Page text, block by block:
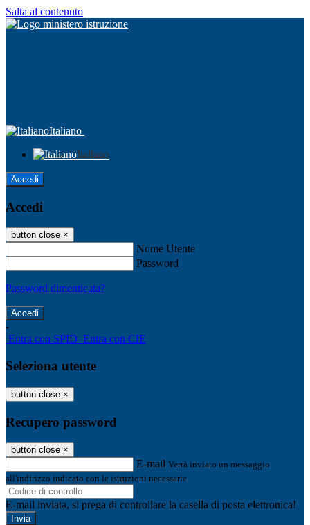
Salta al contenuto
Italiano
Italiano
Accedi
Accedi
button close ×
Nome Utente
Password
Password dimenticata?
-
Entra con SPID Entra con CIE
Seleziona utente
button close ×
Recupero password
button close ×
E-mail Verrà inviato un messaggio
all'indirizzo indicato con le istruzioni necessarie.
E-mail inviata, si prega di controllare la casella di posta elettronica!